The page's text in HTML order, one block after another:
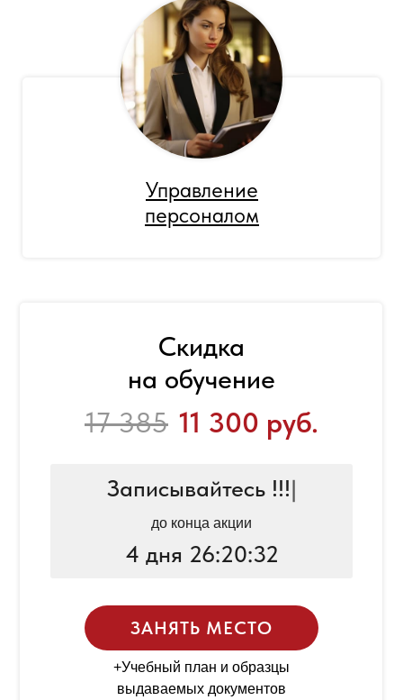
Управление
персоналом
ЗАНЯТЬ МЕСТО
11 300 руб.
17 385
+Учебный план и образцы
выдаваемых документов
Скидка
на обучение
Записывайтесь !!!|
4 дня 26:20:32
до конца акции